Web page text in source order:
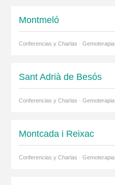
Montmeló
Conferencias y Charlas · Gemoterapia
Sant Adrià de Besós
Conferencias y Charlas · Gemoterapia
Montcada i Reixac
Conferencias y Charlas · Gemoterapia